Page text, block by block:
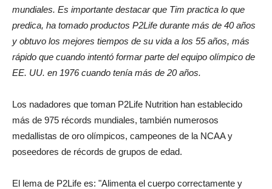
mundiales. Es importante destacar que Tim practica lo que
predica, ha tomado productos P2Life durante más de 40 años
y obtuvo los mejores tiempos de su vida a los 55 años, más
rápido que cuando intentó formar parte del equipo olímpico de
EE. UU. en 1976 cuando tenía más de 20 años.
Los nadadores que toman P2Life Nutrition han establecido
más de 975 récords mundiales, también numerosos
medallistas de oro olímpicos, campeones de la NCAA y
poseedores de récords de grupos de edad.
El lema de P2Life es: "Alimenta el cuerpo correctamente y